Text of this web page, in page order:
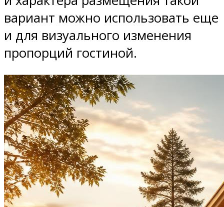
вариант можно использовать еще
и для визуального изменения
пропорций гостиной.